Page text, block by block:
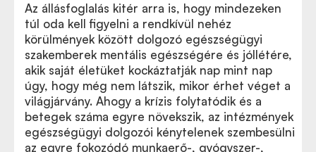
Az állásfoglalás kitér arra is, hogy mindezeken
túl oda kell figyelni a rendkívül nehéz
körülmények között dolgozó egészségügyi
szakemberek mentális egészségére és jóllétére,
akik saját életüket kockáztatják nap mint nap
úgy, hogy még nem látszik, mikor érhet véget a
világjárvány. Ahogy a krízis folytatódik és a
betegek száma egyre növekszik, az intézmények
egészségügyi dolgozói kénytelenek szembesülni
az egyre fokozódó munkaerő-, gyógyszer-,